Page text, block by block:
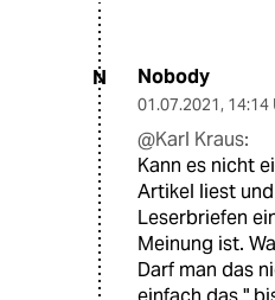
N Nobody
01.07.2021, 14:14
@Karl Kraus:
Kann es nicht
Artikel liest
Leserbriefen
Meinung ist.
Darf man das